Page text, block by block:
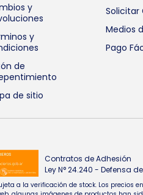
y
y
de
de sitio
Solicitar
Medios
Pago
Contratos de Adhesión
Ley N° 24.240 - Defensa
a la verificación de stock. Los precios